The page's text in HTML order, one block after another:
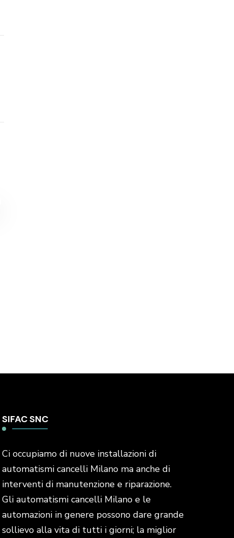
SIFAC SNC
Ci occupiamo di nuove installazioni di
automatismi cancelli Milano ma anche di
interventi di manutenzione e riparazione.
Gli automatismi cancelli Milano e le
automazioni in genere possono dare grande
sollievo alla vita di tutti i giorni; la miglior